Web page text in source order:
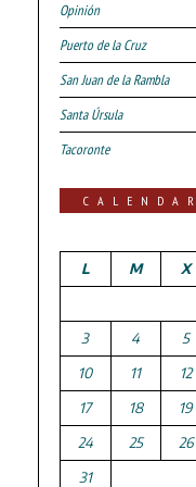
Opinión
Puerto de la Cruz
San Juan de la Rambla
Santa Úrsula
Tacoronte
L
M X
3
4 5
10
11 12
17
18 19
24
25 26
31